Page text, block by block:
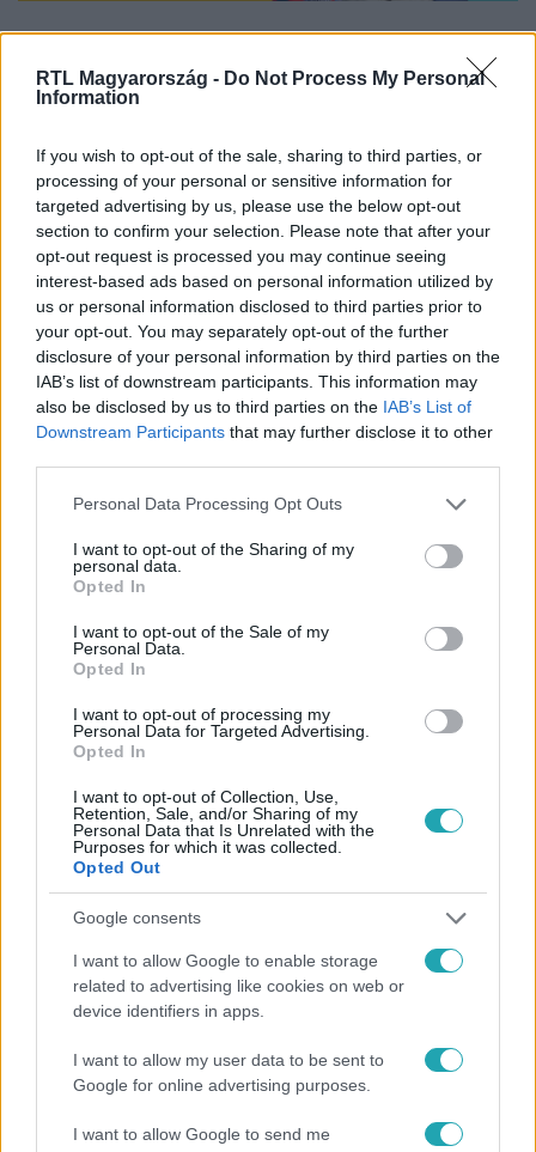
RTL Magyarország - Do Not Process My Personal
Information
If you wish to opt-out of the sale, sharing to third parties, or
processing of your personal or sensitive information for
targeted advertising by us, please use the below opt-out
section to confirm your selection. Please note that after your
opt-out request is processed you may continue seeing
interest-based ads based on personal information utilized by
us or personal information disclosed to third parties prior to
your opt-out. You may separately opt-out of the further
disclosure of your personal information by third parties on the
IAB’s list of downstream participants. This information may
also be disclosed by us to third parties on the IAB’s List of
Downstream Participants that may further disclose it to other
Please note that this website/app uses one or more Google
not limited to your visit or usage behaviour. You may click to
grant or deny consent to Google and its third-party tags to
use your data for below specified purposes in below Google
consent section.
Personal Data Processing Opt Outs
I want to opt-out of the Sharing of my
personal data.
Opted In
I want to opt-out of the Sale of my
Personal Data.
Opted In
I want to opt-out of processing my
Personal Data for Targeted Advertising.
Opted In
I want to opt-out of Collection, Use,
Retention, Sale, and/or Sharing of my
Personal Data that Is Unrelated with the
Purposes for which it was collected.
Opted Out
Google consents
I want to allow Google to enable storage
related to advertising like cookies on web or
device identifiers in apps.
I want to allow my user data to be sent to
Google for online advertising purposes.
I want to allow Google to send me
Nézd vissza a Híradó adásait az RTL+ felületén!
legyen a Google-találatokban!
Kövess minket, és értesülj a friss hírekről a
Facebookon is!
HÍRADÓ ADÁSRÉSZLETEK #POLITIKA
Népszerű